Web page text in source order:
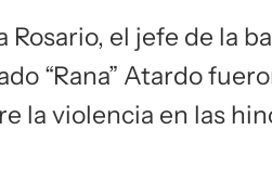
el jefe de la
“Rana” Atardo
la violencia en las